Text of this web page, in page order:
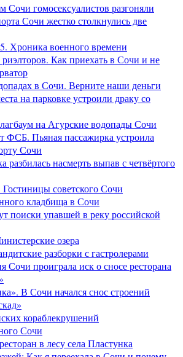
Сочи гомосексуалистов разгоняли
Сочи жестко столкнулись две
Хроника военного времени
Как приехать в Сочи и не
в Сочи. Верните наши деньги
на парковке устроили драку со
на Агурские водопады Сочи
ФСБ. Пьяная пассажирка устроила
Сочи
разбилась насмерть выпав с четвёртого
советского Сочи
кладбища в Сочи
поиски упавшей в реку российской
озера
разборки с гастролерами
Сочи проиграла иск о сносе ресторана
В Сочи начался снос строений
кораблекрушений
Сочи
в лесу села Пластунка